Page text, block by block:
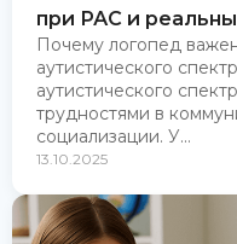
при РАС и
Почему логопед
аутистического
аутистического
трудностями в
социализации. У...
13.10.2025